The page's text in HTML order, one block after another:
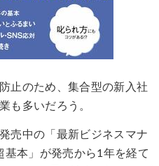
止のため、集合型の新入社
も多いだろう。
売中の「最新ビジネスマナ
基本」が発売から1年を経て